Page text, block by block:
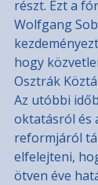
részt. Ezt a
Wolfgang
hogy
Osztrák
Az utóbbi
oktatásról és
reformjáról
elfelejteni,
ötven éve